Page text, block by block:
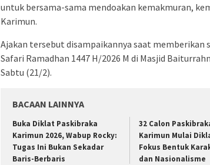
untuk bersama-sama mendoakan kemakmuran,
Karimun.
Ajakan tersebut disampaikannya saat memberikan
Safari Ramadhan 1447 H/2026 M di Masjid
Sabtu (21/2).
BACAAN LAINNYA
Buka Diklat Paskibraka
Karimun 2026, Wabup Rocky:
Tugas Ini Bukan Sekadar
Baris-Berbaris
32 Calon
Karimun Mulai
Fokus Bentuk
dan Nasionalisme